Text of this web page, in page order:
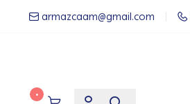
armazcaam@gmail.com
٠